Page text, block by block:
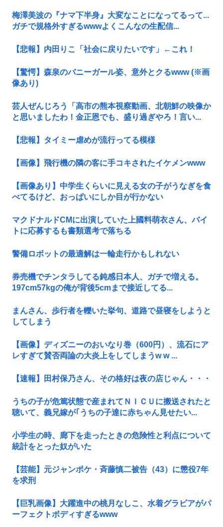
梅澤美波の『ナマ下半身』大変なことになってるって...
ガチで規格外すぎるwwwよくこんなの生配信...
【悲報】内田りこ「社会に戻りたいです」←これ！
【驚愕】森泉のバニーガール姿、意外とクるwww (※画
像あり)
芸人ぜんじろう「高市の熊本視察動画、北朝鮮の映像か
と思いましたわ！金正恩でも、盛り過ぎやろ！言い...
【悲報】タイミー虐めが流行ってる模様
【画像】飛行機の隣の客に手コキされたイケメンwww
【画像あり】中学生くらいに見える女の子がうなぎを食
べてるけど、おっぱいにしか目が行かない
マクドナルドCMに出演していた上國料萌衣さん、バイ
トに応募するも書類選考で落ちる
警備ロボットの最適解は一輪走行かもしれない
券売機でチンタラしてる鈍感日本人、ガチで増える。
197cm57kgの俺が背後5cmまで接近してる...
まんさん、歩行者を轢いた挙句、道路で昼寝をしようと
してしまう
【画像】ディズニーのおいなり巻（600円）、流石にア
レすぎて賛否両論の大炎上をしてしまうw w ...
【速報】田村保乃さん、その格好は夜の店じゃん・・・
うちの子が危篤状態で産まれてＮＩＣＵに搬送されたと
聴いて、義兄嫁が｢うちの子達に赤ちゃん見せたい...
小学生の時、廊下を走ったときの危険性と利点について
統計をとった奴がいた
【芸能】元ジャンポケ・斉藤慎二被告（43）に懲役7年
を求刑
【巨乳画像】大躍進中の桃月なしこ、水着グラビアがパ
ーフェクトボディすぎるwww